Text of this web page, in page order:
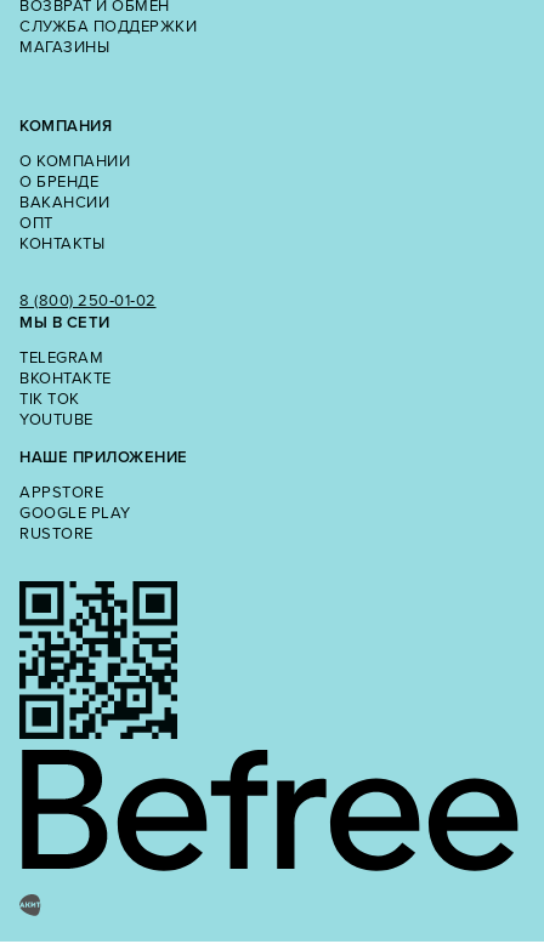
ВОЗВРАТ И ОБМЕН
СЛУЖБА ПОДДЕРЖКИ
МАГАЗИНЫ
КОМПАНИЯ
О КОМПАНИИ
О БРЕНДЕ
ВАКАНСИИ
ОПТ
КОНТАКТЫ
8 (800) 250‑01‑02
МЫ В СЕТИ
TELEGRAM
ВКОНТАКТЕ
TIK TOK
YOUTUBE
НАШЕ ПРИЛОЖЕНИЕ
APPSTORE
GOOGLE PLAY
RUSTORE